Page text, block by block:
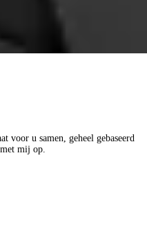
voor u samen, geheel gebaseerd
mij op.